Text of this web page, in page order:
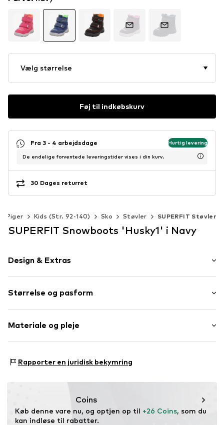
Vælg størrelse
Føj til indkøbskurv
Fra 3 - 4 arbejdsdage Hurtig levering
De endelige forventede leveringstider vises i din kurv.
30 Dages returret
Piger Kids (Str. 92-140) Sko Støvler SUPERFIT Støvler
SUPERFIT Snowboots 'Husky1' i Navy
Design & Extras
Rund kappe
Polstret indersål
Profilsåle
Polstret skaftkant
Fleksibel løbesål
Mesh
Klæbelukning
Størrelse og pasform
Materiale og pleje
(genanvendt)
Rapporter en juridisk bekymring
Coins
Køb denne vare nu, og optjen op til +26 Coins, som du
kan indløse til rabatter.